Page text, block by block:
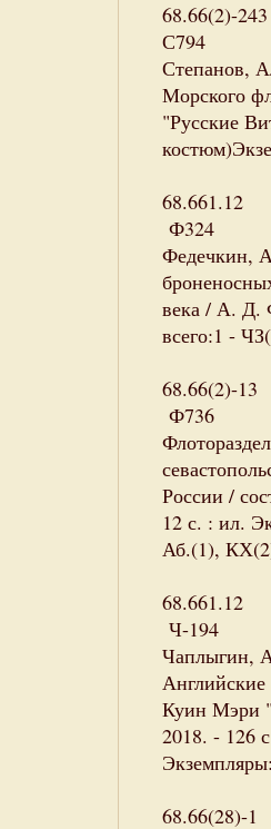
68.66(2)-243
С794
Степанов,
Морского
"Русские
68.661.12
Ф324
Федечкин,
века / А. Д.
всего:1 -
68.66(2)-13
Ф736
России /
12 с. : ил.
Аб.(1),
68.661.12
Ч-194
Чаплыгин,
Куин Мэри
2018. - 126
68.66(28)-1